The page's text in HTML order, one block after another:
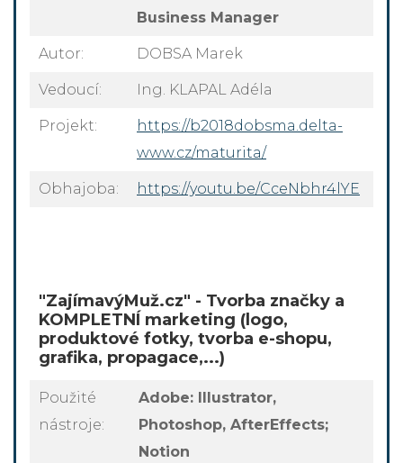
Business Manager
Autor: DOBSA Marek
Vedoucí: Ing. KLAPAL Adéla
Projekt:
https://b2018dobsma.delta-
www.cz/maturita/
Obhajoba: https://youtu.be/CceNbhr4lYE
"ZajímavýMuž.cz" - Tvorba značky a
KOMPLETNÍ marketing (logo,
produktové fotky, tvorba e-shopu,
grafika, propagace,...)
Použité
nástroje:
Adobe: Illustrator,
Photoshop, AfterEffects;
Notion